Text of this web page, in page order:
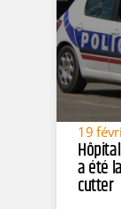
19
a été
cutter